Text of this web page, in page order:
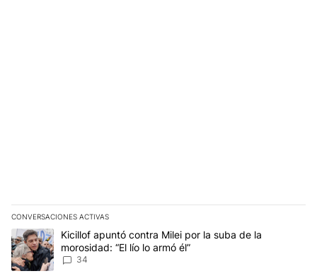
CONVERSACIONES ACTIVAS
Este listado muestra los artículos con más comentarios en los
Un artículo de tendencia con el título "Kicillof apuntó contra Milei
Kicillof apuntó contra Milei por la suba de la
morosidad: “El lío lo armó él”
34